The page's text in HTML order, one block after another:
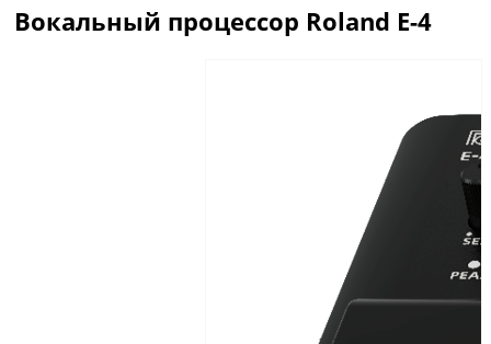
Вокальный процессор Roland E-4